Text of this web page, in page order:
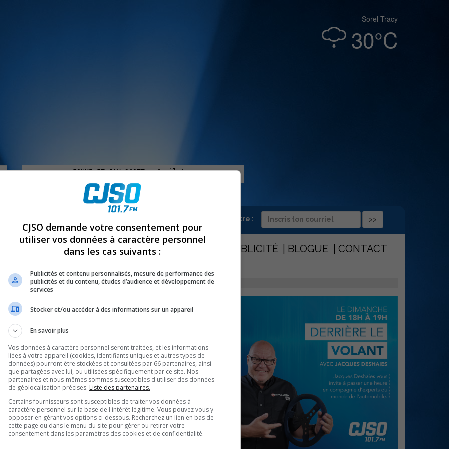
Sorel-Tracy
30°C
manquer à Sorel-Tracy et la région, abonne-toi à notre infolettre :
OPINION ÉMISSIONS CONCOURS PUBLICITÉ BLOGUE CONTACT
PRENDRE ?
PARTAGEZ
résolutions prendre –
00:00
Utilisez
les
flèches
haut/bas
pour
prendre – 20230110.
CJSO demande votre consentement pour
utiliser vos données à caractère personnel
dans les cas suivants :
Publicités et contenu personnalisés, mesure de performance des
publicités et du contenu, études d’audience et développement de
services
Stocker et/ou accéder à des informations sur un appareil
En savoir plus
Vos données à caractère personnel seront traitées, et les informations
liées à votre appareil (cookies, identifiants uniques et autres types de
données) pourront être stockées et consultées par 66 partenaires, ainsi
que partagées avec lui, ou utilisées spécifiquement par ce site. Nos
partenaires et nous-mêmes sommes susceptibles d'utiliser des données
de géolocalisation précises. Liste des partenaires.
Certains fournisseurs sont susceptibles de traiter vos données à
caractère personnel sur la base de l'intérêt légitime. Vous pouvez vous y
opposer en gérant vos options ci-dessous. Recherchez un lien en bas de
cette page ou dans le menu du site pour gérer ou retirer votre
consentement dans les paramètres des cookies et de confidentialité.